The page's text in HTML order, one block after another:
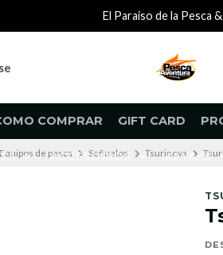
COMPRAR GIFT CARD
ACCESORIOS KAYAKS
El Paraiso de la Pesca
Equipos de pesca Señuelos Tsurinoya